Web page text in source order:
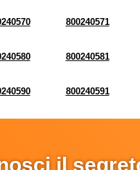
800240571
800240581
800240591
il